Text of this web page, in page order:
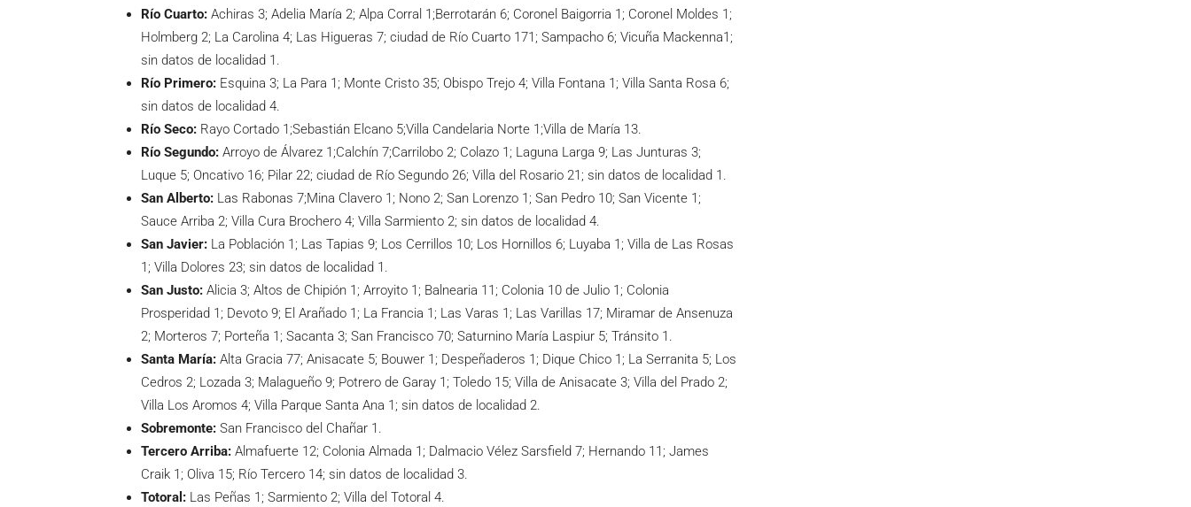
Río Cuarto: Achiras 3; Adelia María 2; Alpa Corral 1;Berrotarán 6; Coronel Baigorria 1; Coronel Moldes 1;
Holmberg 2; La Carolina 4; Las Higueras 7; ciudad de Río Cuarto 171; Sampacho 6; Vicuña Mackenna1;
sin datos de localidad 1.
Río Primero: Esquina 3; La Para 1; Monte Cristo 35; Obispo Trejo 4; Villa Fontana 1; Villa Santa Rosa 6;
sin datos de localidad 4.
Río Seco: Rayo Cortado 1;Sebastián Elcano 5;Villa Candelaria Norte 1;Villa de María 13.
Río Segundo: Arroyo de Álvarez 1;Calchín 7;Carrilobo 2; Colazo 1; Laguna Larga 9; Las Junturas 3;
Luque 5; Oncativo 16; Pilar 22; ciudad de Río Segundo 26; Villa del Rosario 21; sin datos de localidad 1.
San Alberto: Las Rabonas 7;Mina Clavero 1; Nono 2; San Lorenzo 1; San Pedro 10; San Vicente 1;
Sauce Arriba 2; Villa Cura Brochero 4; Villa Sarmiento 2; sin datos de localidad 4.
San Javier: La Población 1; Las Tapias 9; Los Cerrillos 10; Los Hornillos 6; Luyaba 1; Villa de Las Rosas
1; Villa Dolores 23; sin datos de localidad 1.
San Justo: Alicia 3; Altos de Chipión 1; Arroyito 1; Balnearia 11; Colonia 10 de Julio 1; Colonia
Prosperidad 1; Devoto 9; El Arañado 1; La Francia 1; Las Varas 1; Las Varillas 17; Miramar de Ansenuza
2; Morteros 7; Porteña 1; Sacanta 3; San Francisco 70; Saturnino María Laspiur 5; Tránsito 1.
Santa María: Alta Gracia 77; Anisacate 5; Bouwer 1; Despeñaderos 1; Dique Chico 1; La Serranita 5; Los
Cedros 2; Lozada 3; Malagueño 9; Potrero de Garay 1; Toledo 15; Villa de Anisacate 3; Villa del Prado 2;
Villa Los Aromos 4; Villa Parque Santa Ana 1; sin datos de localidad 2.
Sobremonte: San Francisco del Chañar 1.
Tercero Arriba: Almafuerte 12; Colonia Almada 1; Dalmacio Vélez Sarsfield 7; Hernando 11; James
Craik 1; Oliva 15; Río Tercero 14; sin datos de localidad 3.
Totoral: Las Peñas 1; Sarmiento 2; Villa del Totoral 4.